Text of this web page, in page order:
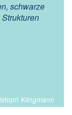
schwarze
Klingmann